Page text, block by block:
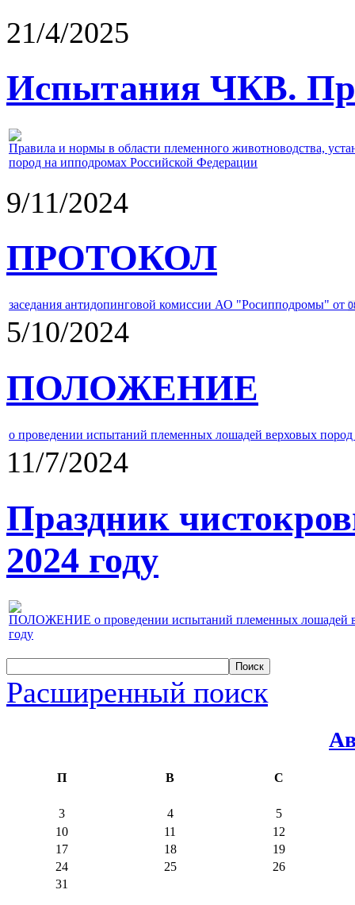
21/4/2025
Испытания ЧКВ.
Правила и нормы в области племенного животноводства,
пород на ипподромах Российской Федерации
9/11/2024
ПРОТОКОЛ
заседания антидопинговой комиссии АО "Росипподромы" от
5/10/2024
ПОЛОЖЕНИЕ
о проведении испытаний племенных лошадей верховых
11/7/2024
Праздник
2024 году
ПОЛОЖЕНИЕ о проведении испытаний племенных лошадей
году
Расширенный поиск
П В С
3 4
5
10
11
12
17
18
19
24
25
26
31